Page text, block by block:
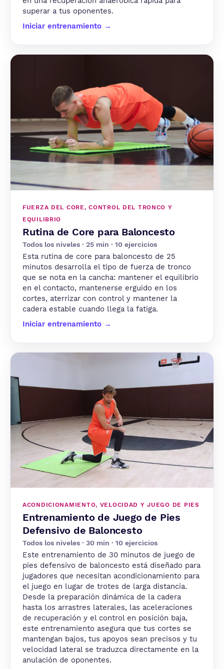
superar a tus oponentes.
Iniciar entrenamiento →
FUERZA DEL CORE, CONTROL DEL TRONCO Y
EQUILIBRIO
Rutina de Core para Baloncesto
Todos los niveles · 25 min · 10 ejercicios
Esta rutina de core para baloncesto de 25
minutos desarrolla el tipo de fuerza de tronco
que se nota en la cancha: mantener el equilibrio
en el contacto, mantenerse erguido en los
cortes, aterrizar con control y mantener la
cadera estable cuando llega la fatiga.
Iniciar entrenamiento →
ACONDICIONAMIENTO, VELOCIDAD Y JUEGO DE PIES
Entrenamiento de Juego de Pies
Defensivo de Baloncesto
Todos los niveles · 30 min · 10 ejercicios
Este entrenamiento de 30 minutos de juego de
pies defensivo de baloncesto está diseñado para
jugadores que necesitan acondicionamiento para
el juego en lugar de trotes de larga distancia.
Desde la preparación dinámica de la cadera
hasta los arrastres laterales, las aceleraciones
de recuperación y el control en posición baja,
este entrenamiento asegura que tus cortes se
mantengan bajos, tus apoyos sean precisos y tu
velocidad lateral se traduzca directamente en la
anulación de oponentes.